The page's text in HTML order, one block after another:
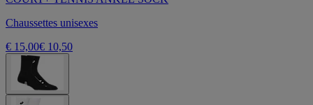
Chaussettes unisexes
€ 15,00€ 10,50